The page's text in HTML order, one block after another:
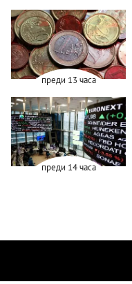
преди 13 часа
преди 14 часа